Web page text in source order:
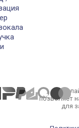
позволяет
для